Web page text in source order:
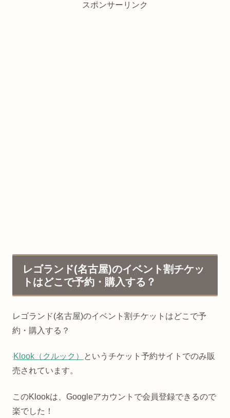
スポンサーリンク
レゴランド(名古屋)のイベント割チケッ
トはどこで予約・購入する？
レゴランド(名古屋)のイベント割チケットはどこで予
約・購入する？
Klook（クルック）
というチケット予約サイトでのみ販
売されています。
このKlookは、Googleアカウントで会員登録できるので
楽でした！